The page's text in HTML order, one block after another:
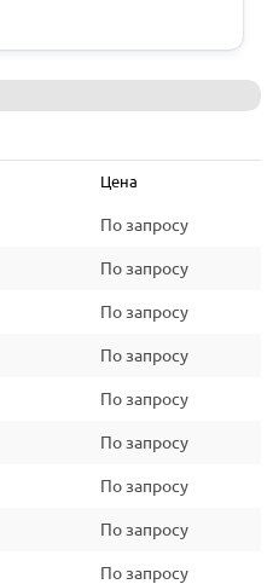
Цена
По запросу
По запросу
По запросу
По запросу
По запросу
По запросу
По запросу
По запросу
По запросу